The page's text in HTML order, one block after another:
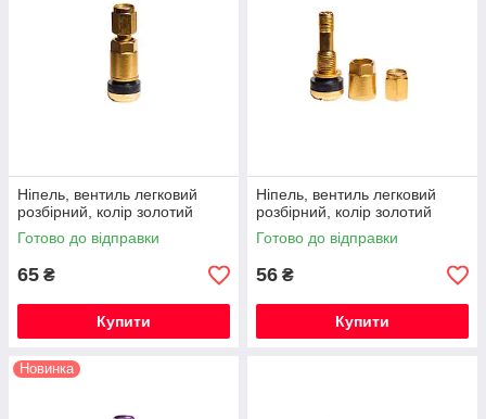
Ніпель, вентиль легковий
розбірний, колір золотий
Готово до відправки
65 ₴
Купити
Ніпель, вентиль легковий
розбірний, колір золотий
Готово до відправки
56 ₴
Купити
Новинка